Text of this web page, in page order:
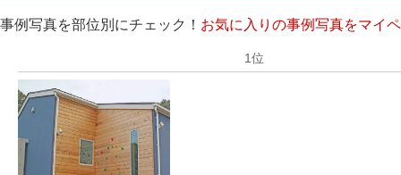
事例写真を部位別にチェック！ お気に入りの事例写真をマイ